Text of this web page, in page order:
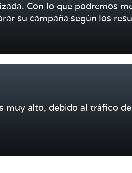
Con lo que podremos
su campaña según los
muy alto, debido al tráfico